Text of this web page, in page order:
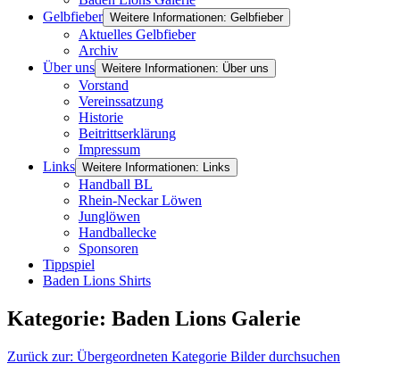
Gelbfieber Weitere Informationen: Gelbfieber
Aktuelles Gelbfieber
Archiv
Über uns Weitere Informationen: Über uns
Vorstand
Vereinssatzung
Historie
Beitrittserklärung
Impressum
Links Weitere Informationen: Links
Handball BL
Rhein-Neckar Löwen
Junglöwen
Handballecke
Sponsoren
Tippspiel
Baden Lions Shirts
Kategorie: Baden Lions Galerie
Zurück zur: Übergeordneten Kategorie Bilder durchsuchen